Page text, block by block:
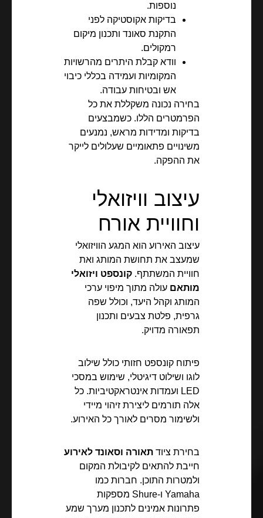
נוספות.
בדיקות אקוסטיקה לפני
התקנת סאונד ותכנון מיקום
רמקולים.
וודא קבלת היתרים מהרשויות
המקומיות ועמידה בכללי כיבוי
אש ובטיחות עבודה.
בחירה נכונה משקללת את כל
הפרמטרים הללו. כשמבצעים
בדיקות ומדידות מראש, נמנעים
משינויים פתאומיים שעלולים לייקר
את ההפקה.
עיצוב וויזואלי
וחוויית אורח
עיצוב האירוע הוא המגע הוויזואלי
שמעצב את תחושת המותג ואת
חוויית המשתתף. קונספט ויזואלי
מותאם עולה מתוך מיפוי ערכי
המותג וקהל היעד, וכולל שפה
גרפית, פלטת צבעים ותכנון
תפאורה מדויק.
פיתוח קונספט חזותי כולל שילוב
לוגו ושילוט דיגיטלי, שימוש במסכי
LED ועמדות אינטראקטיביות. כל
אלה תורמים ליצירת זיהוי מיידי
ולשימור מסרים לאורך כל האירוע.
בחירת ציוד תאורה וסאונד לאירוע
חייבת להתאים לקיבולת המקום
ולמטרות התוכן. חברות כמו
Yamaha ו-Shure מספקות
פתרונות אמינים לתכנון מערך שמע